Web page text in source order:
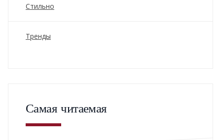
Стильно
Тренды
Самая читаемая